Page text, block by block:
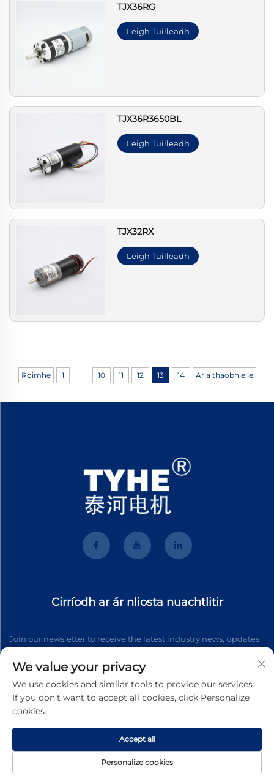
TJX36RG
Léigh Tuilleadh
TJX36R3650BL
Léigh Tuilleadh
TJX32RX
Léigh Tuilleadh
Roimhe 1 ... 10 11 12 13 14 Ar a thaobh eile
Cirríodh ar ár nliosta nuachtlitir
Join our newsletter to receive the latest industry news, updates
Scriosadh
Cóipcheart © 2026 Wenzhou Tyhe Motor Co.,ltd. Gach ceart ar
Póiléad Príobháideachta
We value your privacy
We use cookies and similar tools to provide our services.
If you don't want to accept all cookies, click Personalize
cookies.
Personalize cookies
Accept all